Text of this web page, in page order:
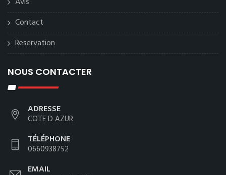
Contact
Reservation
NOUS CONTACTER
ADRESSE
COTE D AZUR
TÉLÉPHONE
0660938752
EMAIL